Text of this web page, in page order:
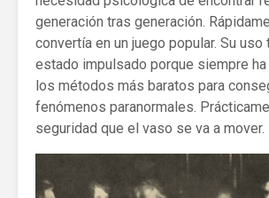
generación tras generación.
convertía en un juego popular. Su uso
estado impulsado porque siempre
los métodos más baratos para
fenómenos paranormales.
seguridad que el vaso se va a mover.